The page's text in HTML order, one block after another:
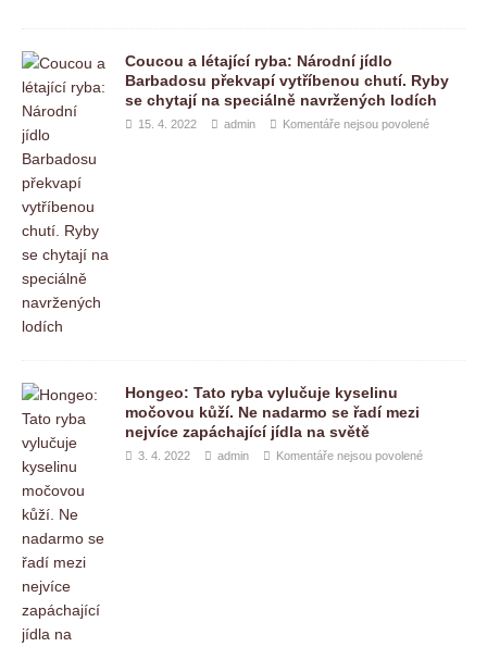
Coucou a létající ryba: Národní jídlo
Barbadosu překvapí vytříbenou chutí. Ryby
se chytají na speciálně navržených lodích
15. 4. 2022 admin Komentáře nejsou povolené
Hongeo: Tato ryba vylučuje kyselinu
močovou kůží. Ne nadarmo se řadí mezi
nejvíce zapáchající jídla na světě
3. 4. 2022 admin Komentáře nejsou povolené